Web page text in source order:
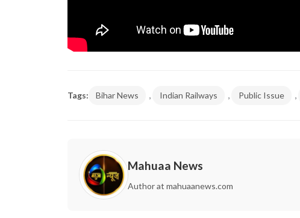
Tags: Bihar News Indian Railways Public Issue
Mahuaa News
Author at mahuaanews.com